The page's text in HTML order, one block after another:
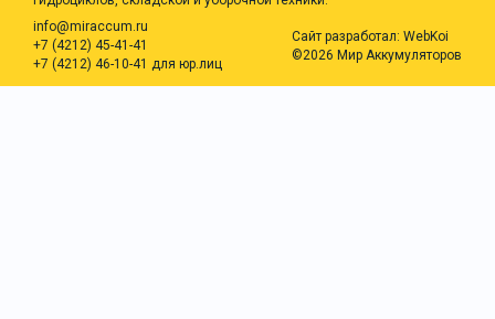
info@miraccum.ru
+7 (4212) 45-41-41
+7 (4212) 46-10-41 для юр.лиц
Сайт разработал: WebKoi
©2026 Мир Аккумуляторов